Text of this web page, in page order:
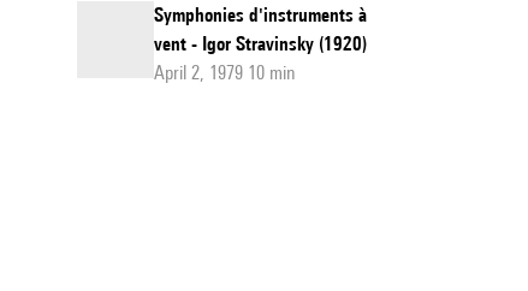
Symphonies d'instruments à
vent - Igor Stravinsky (1920)
April 2, 1979 10 min